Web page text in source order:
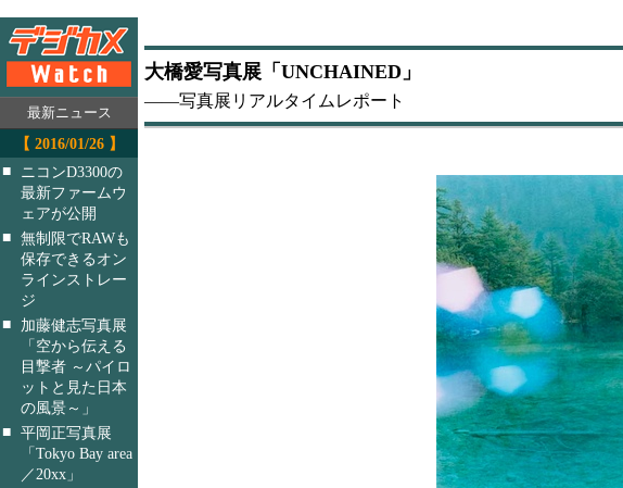
最新ニュース
【 2016/01/26 】
■
ニコンD3300の
最新ファームウ
ェアが公開
■ 無制限でRAWも
保存できるオン
ラインストレー
ジ
■
加藤健志写真展
「空から伝える
目撃者 ～パイロ
ットと見た日本
の風景～」
■ 平岡正写真展
「Tokyo Bay area
／20xx」
大橋愛写真展「UNCHAINED」
――写真展リアルタイムレポート